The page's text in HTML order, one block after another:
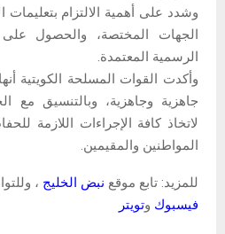
وشدد على أهمية الالتزام بتعليمات
الجهات المختصة، والحصول
الرسمية المعتمدة.
وأكدت القوات المسلحة الكويتية
جاهزية وجاهزية، وبالتنسيق مع
لاتخاذ كافة الإجراءات اللازمة
المواطنين والمقيمين.
للمزيد: تابع موقع نبض الخليج ،
فيسبوك وتويتر